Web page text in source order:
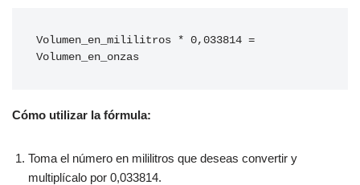
Volumen_en_mililitros * 0,033814 =
Volumen_en_onzas
Cómo utilizar la fórmula:
Toma el número en mililitros que deseas convertir y
multiplícalo por 0,033814.